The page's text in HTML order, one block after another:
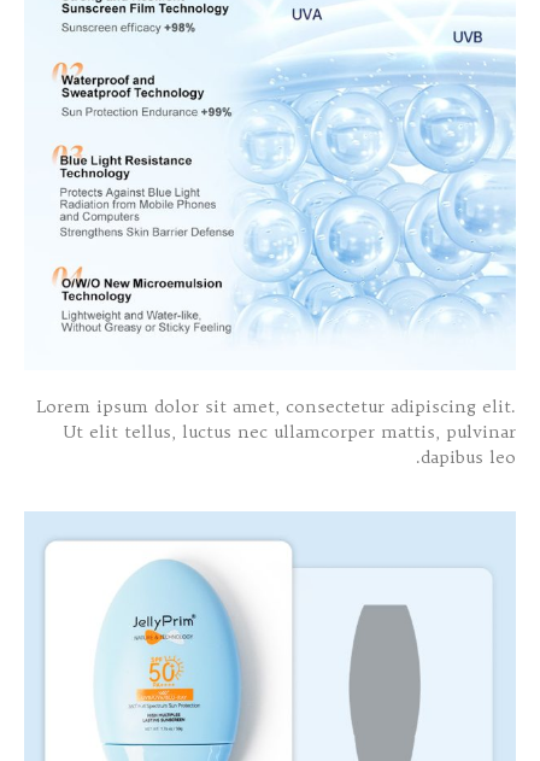
Lorem ipsum dolor sit amet, consectetur adipiscing elit.
Ut elit tellus, luctus nec ullamcorper mattis, pulvinar
dapibus leo.